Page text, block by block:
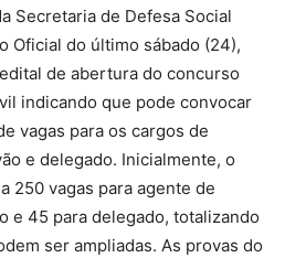
Secretaria de Defesa Social
Oficial do último sábado (24),
de abertura do concurso
indicando que pode convocar
vagas para os cargos de
e delegado. Inicialmente, o
250 vagas para agente de
e 45 para delegado, totalizando
ser ampliadas. As provas do